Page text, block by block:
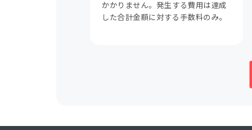
かかりません。発生する費用は達成
した合計金額に対する手数料のみ。